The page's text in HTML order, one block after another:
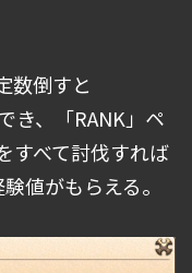
数倒すと
き、「RANK」ペ
すべて討伐すれば
値がもらえる。